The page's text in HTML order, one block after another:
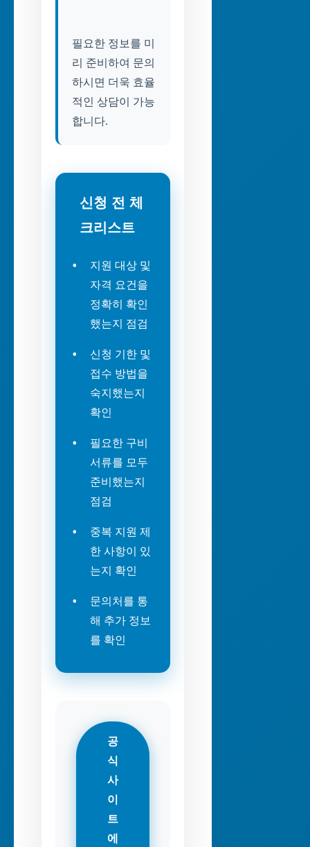
필요한 정보를 미
리 준비하여 문의
하시면 더욱 효율
적인 상담이 가능
신청 전 체
크리스트
지원 대상 및
자격 요건을
정확히 확인
했는지 점검
신청 기한 및
접수 방법을
숙지했는지
확인
필요한 구비
서류를 모두
준비했는지
점검
중복 지원 제
한 사항이 있
는지 확인
문의처를 통
해 추가 정보
를 확인
공
식
사
이
트
에